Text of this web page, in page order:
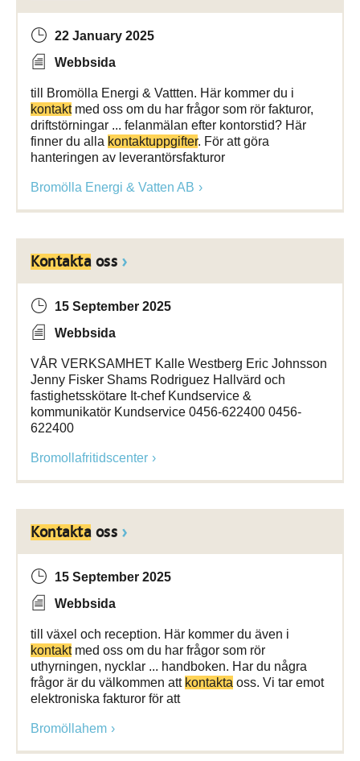
22 January 2025
Webbsida
till Bromölla Energi & Vattten. Här kommer du i
kontaktmed oss om du har frågor som rör fakturor,
driftstörningar ... felanmälan efter kontorstid? Här
finner du alla kontaktuppgifter. För att göra
hanteringen av leverantörsfakturor
Bromölla Energi & Vatten AB
Kontaktaoss
15 September 2025
Webbsida
VÅR VERKSAMHET Kalle Westberg Eric Johnsson
Jenny Fisker Shams Rodriguez Hallvärd och
fastighetsskötare It-chef Kundservice &
kommunikatör Kundservice 0456-622400 0456-
622400
Bromollafritidscenter
Kontaktaoss
15 September 2025
Webbsida
till växel och reception. Här kommer du även i
kontaktmed oss om du har frågor som rör
uthyrningen, nycklar ... handboken. Har du några
frågor är du välkommen att kontakta oss. Vi tar emot
elektroniska fakturor för att
Bromöllahem